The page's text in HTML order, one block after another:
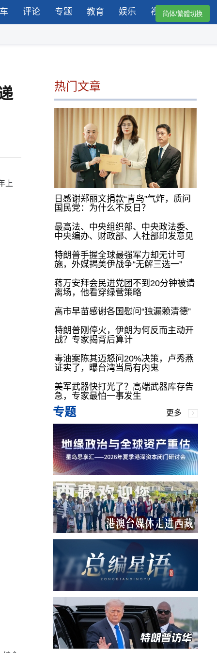
评论 专题 教育 娱乐 视频简体/繁體切換
上
热门文章
日感谢郑丽文捐款“青鸟”气炸，质问
国民党：为什么不反日？
最高法、中央组织部、中央政法委、
中央编办、财政部、人社部印发意见
特朗普手握全球最强军力却无计可
施，外媒揭美伊战争“无解三选一”
蒋万安拜会民进党团不到20分钟被请
离场，他看穿绿营策略
高市早苗感谢各国慰问“独漏赖清德”
特朗普刚停火，伊朗为何反而主动开
战？专家揭背后算计
毒油案陈其迈怒问20%决策，卢秀燕
证实了，曝台湾当局有内鬼
美军武器快打光了？高端武器库存告
急，专家最怕一事发生
专题 更多